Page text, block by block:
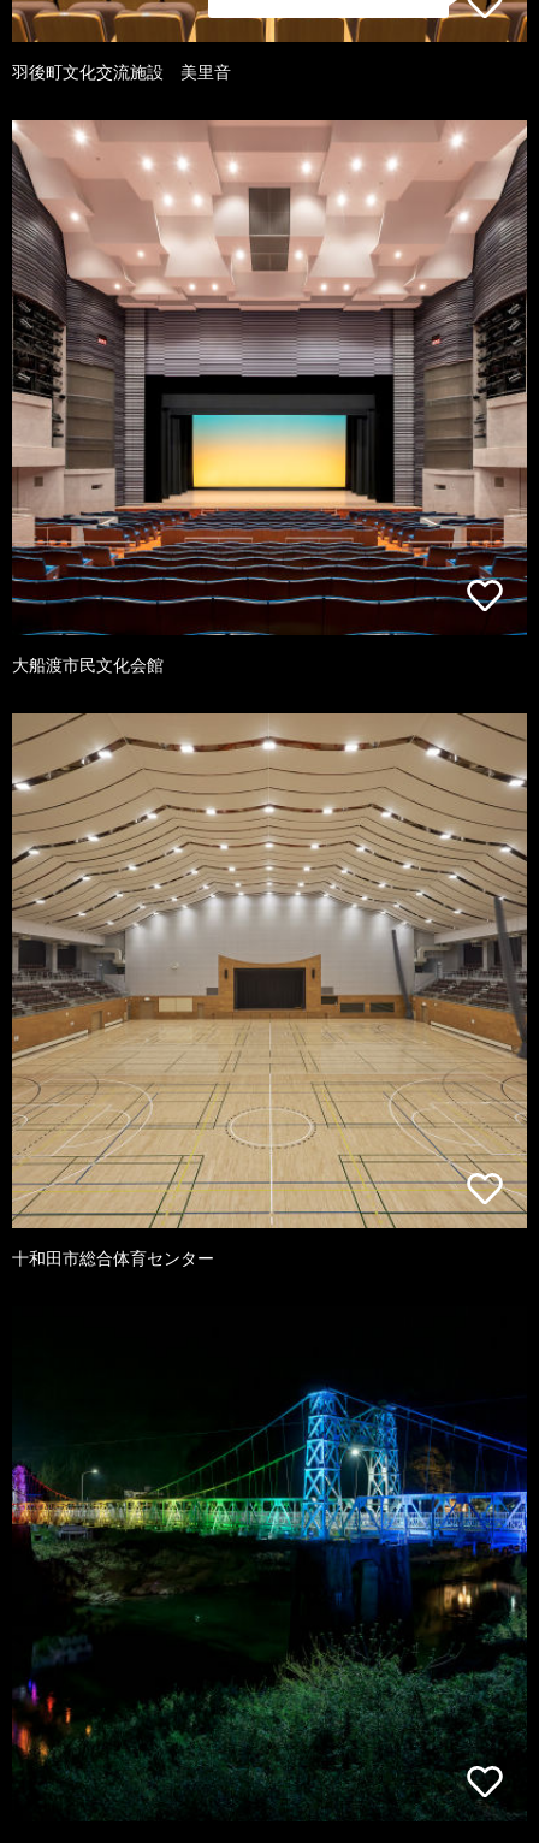
羽後町文化交流施設 美里音
大船渡市民文化会館
十和田市総合体育センター